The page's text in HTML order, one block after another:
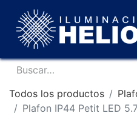
Todos los productos
Plafon IP44 Petit LED